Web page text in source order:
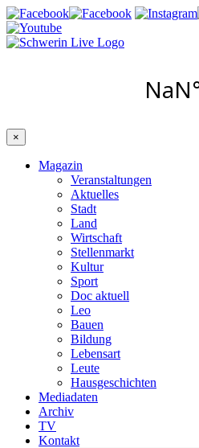
×
Magazin
Veranstaltungen
Aktuelles
Stadt
Land
Wirtschaft
Stellenmarkt
Kultur
Sport
Doc aktuell
Leo
Bauen
Bildung
Lebensart
Leute
Hausgeschichten
Mediadaten
Archiv
TV
Kontakt